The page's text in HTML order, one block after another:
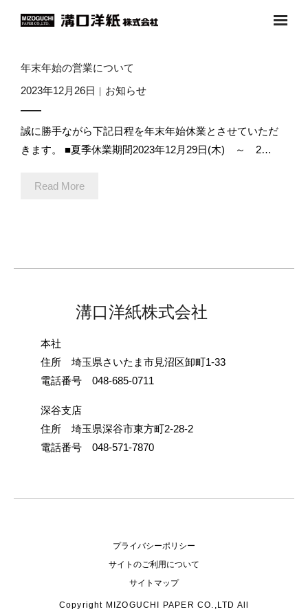
to
- 企業理念
- 会社概要
- 沿革
スペシャル
お問い合わせ
年末年始の営業について
2023年12月26日 お知らせ
誠に勝手ながら下記日程を年末年始休業とさせていただ
きます。 ■夏季休業期間2023年12月29日(木) ～ 2…
Read More
溝口洋紙株式会社
本社
住所 埼玉県さいたま市見沼区卸町1-33
電話番号 048-685-0711
深谷支店
住所 埼玉県深谷市東方町2-28-2
電話番号 048-571-7870
プライバシーポリシー
サイトのご利用について
サイトマップ
Copyright MIZOGUCHI PAPER CO.,LTD All